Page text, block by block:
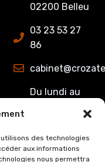
des technologies
aux informations
nous permettra
02200 Belleu
03 23 53 27
86
Du lundi au
8h00 à 12h15
et de 13h15 à
17h00.